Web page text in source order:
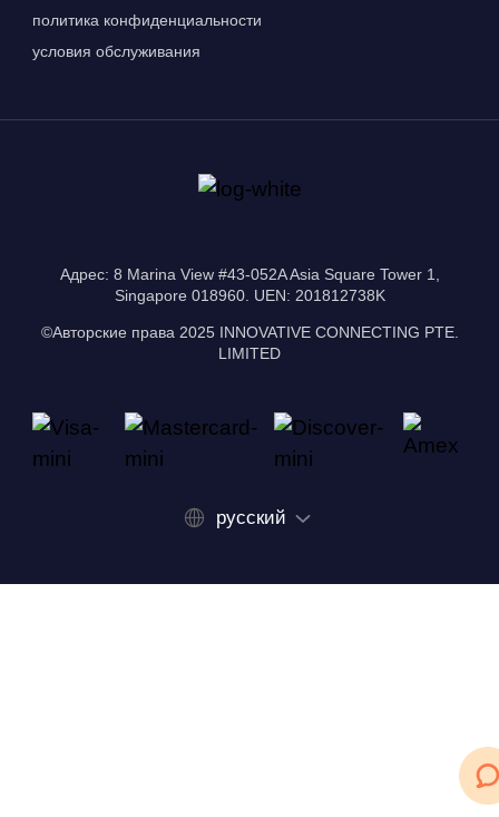
политика конфиденциальности
условия обслуживания
Адрес: 8 Marina View #43-052A Asia Square Tower 1,
Singapore 018960. UEN: 201812738K
©Авторские права 2025 INNOVATIVE CONNECTING PTE.
LIMITED
русский